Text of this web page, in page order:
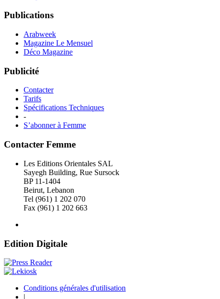
Publications
Arabweek
Magazine Le Mensuel
Déco Magazine
Publicité
Contacter
Tarifs
Spécifications Techniques
-
S’abonner à Femme
Contacter Femme
Les Editions Orientales SAL
Sayegh Building, Rue Sursock
BP 11-1404
Beirut, Lebanon
Tel (961) 1 202 070
Fax (961) 1 202 663
Edition Digitale
Conditions générales d'utilisation
|